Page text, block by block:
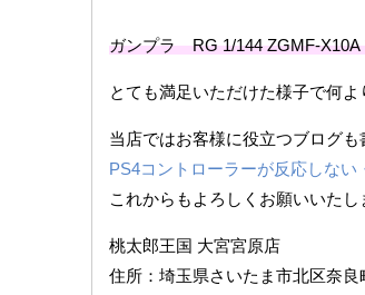
ガンプラ RG 1/144 ZGMF-X10A
とても満足いただけた様子で何よ
当店ではお客様に役立つブログも
PS4コントローラーが反応しな
これからもよろしくお願いいたし
桃太郎王国 大宮宮原店
住所：埼玉県さいたま市北区奈良